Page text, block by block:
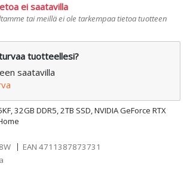
32GB DDR5, 2TB SSD, NVIDIA GeForce RTX
ei saatavilla
tai meillä ei ole tarkempaa tietoa tuotteen
tuotteellesi?
saatavilla
EAN 4711387873731